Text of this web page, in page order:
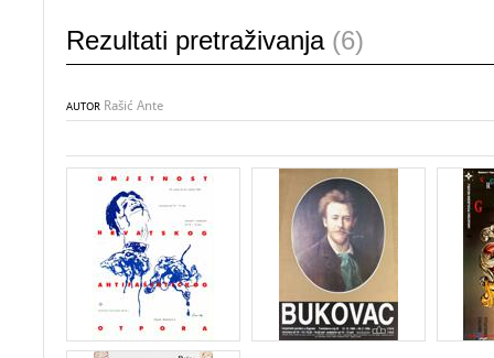
Rezultati pretraživanja (6)
AUTOR Rašić Ante